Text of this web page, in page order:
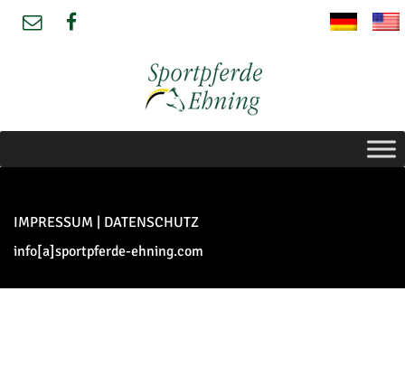
IMPRESSUM | DATENSCHUTZ
info[a]sportpferde-ehning.com